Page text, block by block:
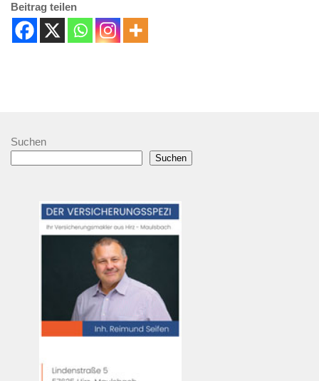
Beitrag teilen
Suchen
Suchen